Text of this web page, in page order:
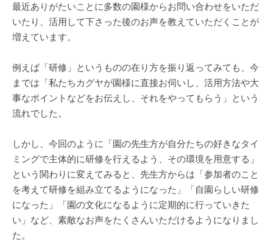
最近ありがたいことに多数の園様からお問い合わせをいただ
いたり、活用して下さった後のお声を教えていただくことが
増えています。
例えば「研修」というものの在り方を振り返ってみても、今
までは「私たちカグヤが園様に直接お伺いし、活用方法や大
事なポイントなどをお伝えし、それをやってもらう」という
流れでした。
しかし、今回のように「園の先生方が自分たちの好きなタイ
ミングで主体的に研修を行えるよう、その環境を用意する」
という関わりに変えてみると、先生方からは「参加者のこと
を考えて研修を組み立てるようになった」「自園らしい研修
になった」「園の文化になるように定期的に行っていきた
い」など、素敵なお声をたくさんいただけるようになりまし
た。